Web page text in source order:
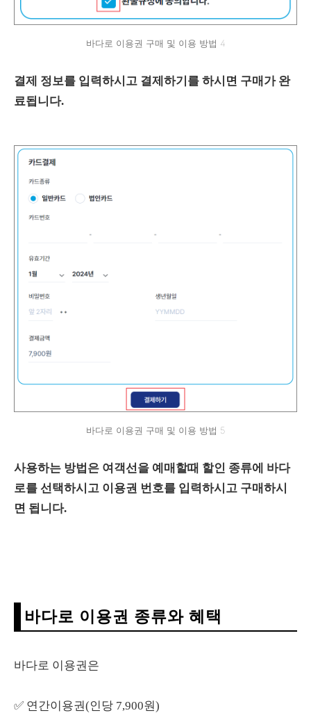
바다로 이용권 구매 및 이용 방법 4
결제 정보를 입력하시고 결제하기를 하시면 구매가 완
료됩니다.
바다로 이용권 구매 및 이용 방법 5
사용하는 방법은 여객선을 예매할때 할인 종류에 바다
로를 선택하시고 이용권 번호를 입력하시고 구매하시
면 됩니다.
바다로 이용권 종류와 혜택
바다로 이용권은
✅ 연간이용권(인당 7,900원)